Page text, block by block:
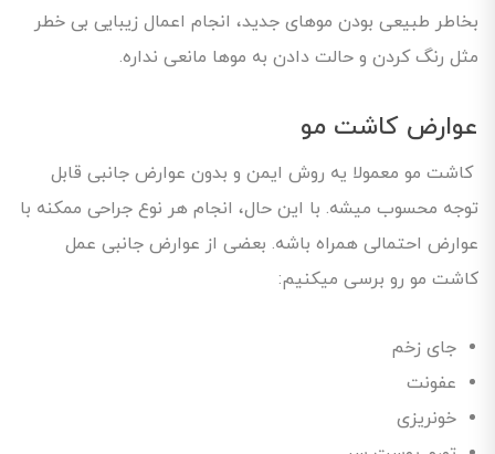
بخاطر طبیعی بودن موهای جدید، انجام اعمال زیبایی بی خطر
مثل رنگ کردن و حالت دادن به موها مانعی نداره.
عوارض کاشت مو
کاشت مو معمولا یه روش ایمن و بدون عوارض جانبی قابل
توجه محسوب میشه. با این حال، انجام هر نوع جراحی ممکنه با
عوارض احتمالی همراه باشه. بعضی از عوارض جانبی عمل
کاشت مو رو برسی میکنیم:
جای زخم
عفونت
خونریزی